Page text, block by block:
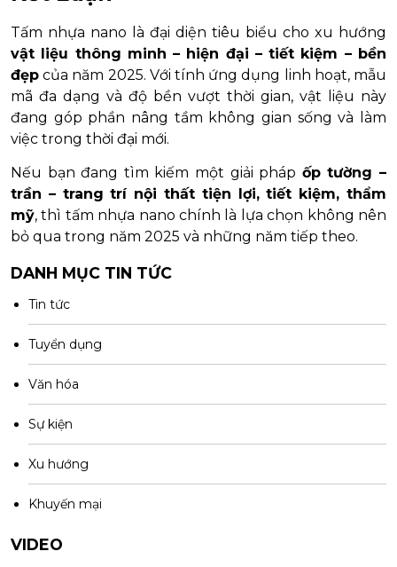
Tấm nhựa nano là đại diện tiêu biểu cho xu hướng
vật liệu thông minh – hiện đại – tiết kiệm – bền
đẹp của năm 2025. Với tính ứng dụng linh hoạt, mẫu
mã đa dạng và độ bền vượt thời gian, vật liệu này
đang góp phần nâng tầm không gian sống và làm
việc trong thời đại mới.
Nếu bạn đang tìm kiếm một giải pháp ốp tường –
trần – trang trí nội thất tiện lợi, tiết kiệm, thẩm
mỹ, thì tấm nhựa nano chính là lựa chọn không nên
bỏ qua trong năm 2025 và những năm tiếp theo.
DANH MỤC TIN TỨC
Tin tức
Tuyển dụng
Văn hóa
Sự kiện
Xu hướng
Khuyến mại
VIDEO